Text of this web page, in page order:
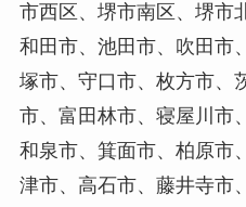
市西区、堺市南区、堺市
和田市、池田市、吹田市
塚市、守口市、枚方市、
市、富田林市、寝屋川市
和泉市、箕面市、柏原市
津市、高石市、藤井寺市